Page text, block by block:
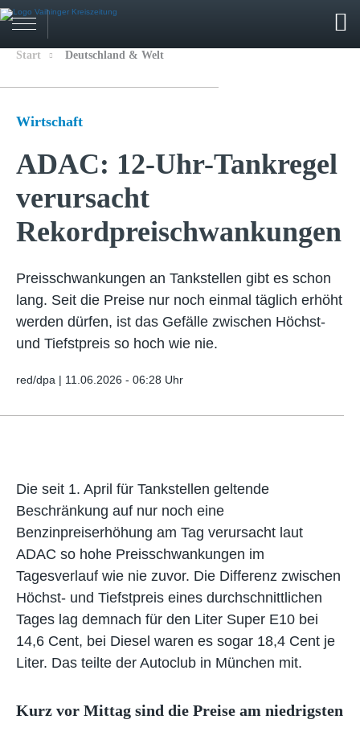
Start Deutschland & Welt
Wirtschaft
ADAC: 12-Uhr-Tankregel
verursacht
Rekordpreischwankungen
Preisschwankungen an Tankstellen gibt es schon
lang. Seit die Preise nur noch einmal täglich erhöht
werden dürfen, ist das Gefälle zwischen Höchst-
und Tiefstpreis so hoch wie nie.
red/dpa | 11.06.2026 - 06:28 Uhr
Die seit 1. April für Tankstellen geltende
Beschränkung auf nur noch eine
Benzinpreiserhöhung am Tag verursacht laut
ADAC so hohe Preisschwankungen im
Tagesverlauf wie nie zuvor. Die Differenz zwischen
Höchst- und Tiefstpreis eines durchschnittlichen
Tages lag demnach für den Liter Super E10 bei
14,6 Cent, bei Diesel waren es sogar 18,4 Cent je
Liter. Das teilte der Autoclub in München mit.
Kurz vor Mittag sind die Preise am niedrigsten